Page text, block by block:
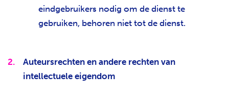
eindgebruikers nodig om de dienst te
gebruiken, behoren niet tot de dienst.
Auteursrechten en andere rechten van
intellectuele eigendom